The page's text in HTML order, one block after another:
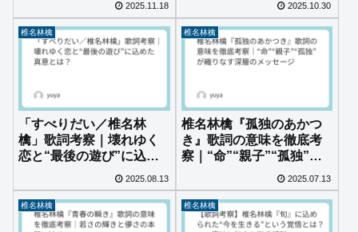
2025.11.18 2025.10.30
椎名林檎
「すべりだい／椎名林
檎」歌詞考察｜壊れゆく
恋と“最後の遊び”に込め
2025.08.13
椎名林檎
椎名林檎『孤独のあかつ
き』歌詞の意味を徹底考
察｜“命”“親子”“孤独”が
織りなす深層のメッセー
ジ
2025.07.13
椎名林檎 椎名林檎